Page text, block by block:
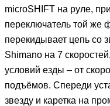
microSHIFT на руле,
переключатель той же
перекидывает цепь со
Shimano на 7
условий езды – от
подъёмов. Спереди
звезду и каретка на